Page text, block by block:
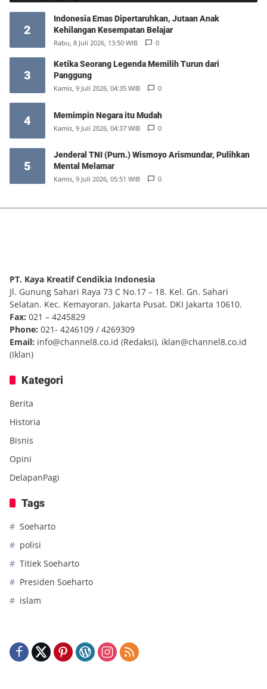
2
Indonesia Emas Dipertaruhkan, Jutaan Anak
Kehilangan Kesempatan Belajar
Rabu, 8 Juli 2026, 13:50 WIB 0
3
Ketika Seorang Legenda Memilih Turun dari
Panggung
Kamis, 9 Juli 2026, 04:35 WIB 0
4 Memimpin Negara itu Mudah
Kamis, 9 Juli 2026, 04:37 WIB 0
5
Jenderal TNI (Purn.) Wismoyo Arismundar, Pulihkan
Mental Melamar
Kamis, 9 Juli 2026, 05:51 WIB 0
PT. Kaya Kreatif Cendikia Indonesia
Jl. Gunung Sahari Raya 73 C No.17 – 18. Kel. Gn. Sahari
Selatan. Kec. Kemayoran. Jakarta Pusat. DKI Jakarta 10610.
Fax: 021 – 4245829
Phone: 021- 4246109 / 4269309
Email: info@channel8.co.id (Redaksi), iklan@channel8.co.id
(Iklan)
Kategori
Berita
Historia
Bisnis
Opini
DelapanPagi
Tags
Soeharto
polisi
Titiek Soeharto
Presiden Soeharto
islam